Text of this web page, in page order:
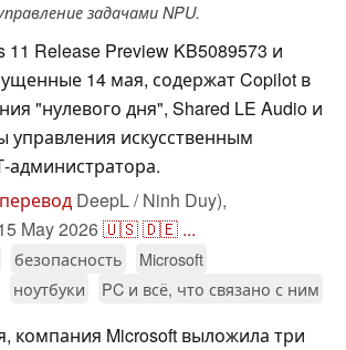
задачами NPU.
11 Release Preview KB5089573 и
14 мая, содержат Copilot в
"нулевого дня", Shared LE Audio и
управления искусственным
администратора.
перевод DeepL / Ninh Duy),
May 2026🇺🇸🇩🇪 ...
безопасность
Microsoft
ноутбуки PC и всё, что связано с ним
компания Microsoft выложила три